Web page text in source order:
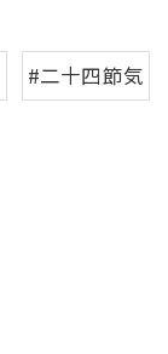
#二十四節気